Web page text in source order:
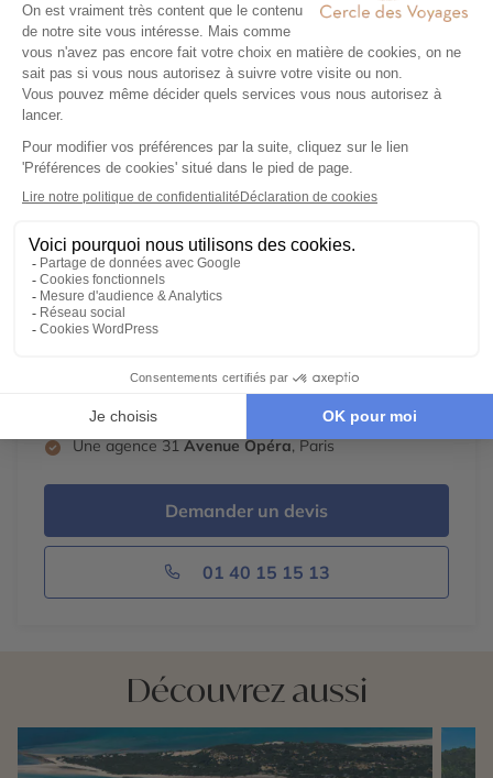
Le Cap
Voir plus de photos
Durée du voyage
5,0/5
Voir tous les avis
personnalisables
Unengagement
local et responsable
Une agence 31Avenue Opéra, Paris
Demander un devis
01 40 15 15 13
Découvrez aussi